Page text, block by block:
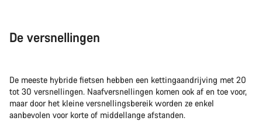
De versnellingen
De meeste hybride fietsen hebben een kettingaandrijving met 20
tot 30 versnellingen. Naafversnellingen komen ook af en toe voor,
maar door het kleine versnellingsbereik worden ze enkel
aanbevolen voor korte of middellange afstanden.